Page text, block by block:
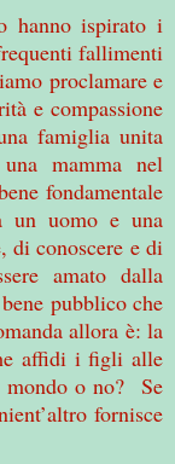
hanno ispirato i
fallimenti
proclamare e
e compassione
famiglia unita
mamma nel
fondamentale
un uomo e una
di conoscere e di
amato dalla
pubblico che
allora è: la
affidi i figli alle
mondo o no? Se
fornisce